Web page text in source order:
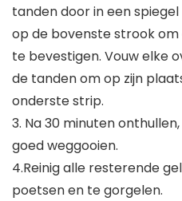
tanden door in een
op de bovenste strook
te bevestigen. Vouw elke
de tanden om op zijn
onderste strip.
3. Na 30 minuten
goed weggooien.
4.Reinig alle resterende
poetsen en te gorgelen.